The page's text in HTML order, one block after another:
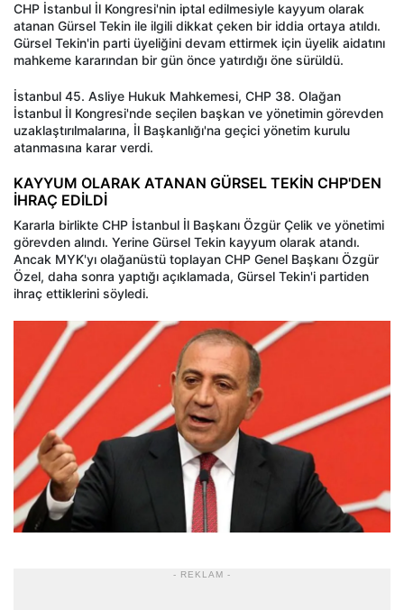
CHP İstanbul İl Kongresi'nin iptal edilmesiyle kayyum olarak
atanan Gürsel Tekin ile ilgili dikkat çeken bir iddia ortaya atıldı.
Gürsel Tekin'in parti üyeliğini devam ettirmek için üyelik aidatını
mahkeme kararından bir gün önce yatırdığı öne sürüldü.
İstanbul 45. Asliye Hukuk Mahkemesi, CHP 38. Olağan
İstanbul İl Kongresi'nde seçilen başkan ve yönetimin görevden
uzaklaştırılmalarına, İl Başkanlığı'na geçici yönetim kurulu
atanmasına karar verdi.
KAYYUM OLARAK ATANAN GÜRSEL TEKİN CHP'DEN
İHRAÇ EDİLDİ
Kararla birlikte CHP İstanbul İl Başkanı Özgür Çelik ve yönetimi
görevden alındı. Yerine Gürsel Tekin kayyum olarak atandı.
Ancak MYK'yı olağanüstü toplayan CHP Genel Başkanı Özgür
Özel, daha sonra yaptığı açıklamada, Gürsel Tekin'i partiden
ihraç ettiklerini söyledi.
- REKLAM -